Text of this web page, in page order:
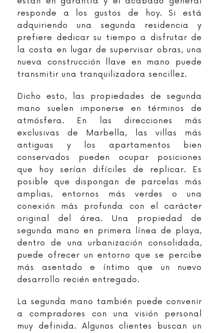
responde a los gustos de hoy. Si está
adquiriendo una segunda residencia y
prefiere dedicar su tiempo a disfrutar de
la costa en lugar de supervisar obras, una
nueva construcción llave en mano puede
transmitir una tranquilizadora sencillez.
Dicho esto, las propiedades de segunda
mano suelen imponerse en términos de
atmósfera. En las direcciones más
exclusivas de Marbella, las villas más
antiguas y los apartamentos bien
conservados pueden ocupar posiciones
que hoy serían difíciles de replicar. Es
posible que dispongan de parcelas más
amplias, entornos más verdes o una
conexión más profunda con el carácter
original del área. Una propiedad de
segunda mano en primera línea de playa,
dentro de una urbanización consolidada,
puede ofrecer un entorno que se percibe
más asentado e íntimo que un nuevo
desarrollo recién entregado.
La segunda mano también puede convenir
a compradores con una visión personal
muy definida. Algunos clientes buscan un